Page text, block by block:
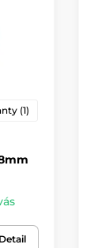
(1)
Detail